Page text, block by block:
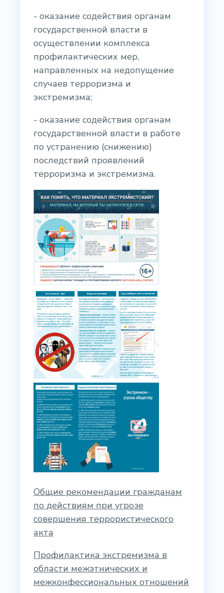
- оказание содействия органам
государственной власти в
осуществлении комплекса
профилактических мер,
направленных на недопущение
случаев терроризма и
экстремизма;
- оказание содействия органам
государственной власти в работе
по устранению (снижению)
последствий проявлений
терроризма и экстремизма.
Общие рекомендации гражданам
по действиям при угрозе
совершения террористического
акта
Профилактика экстремизма в
области межэтнических и
межконфессиональных отношений